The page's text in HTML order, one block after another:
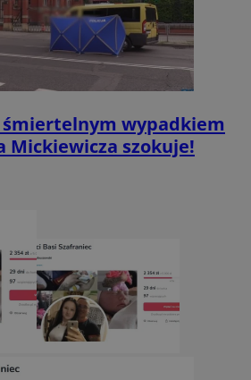
śmiertelnym wypadkiem
Mickiewicza szokuje!